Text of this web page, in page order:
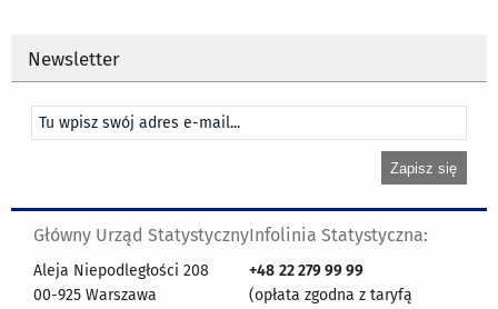
Newsletter
Główny Urząd Statystyczny
Aleja Niepodległości 208
00-925 Warszawa
Infolinia Statystyczna:
+48 22 279 99 99
(opłata zgodna z taryfą